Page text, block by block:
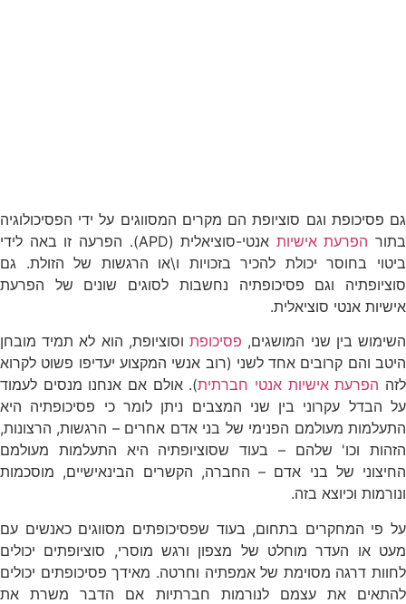
גם פסיכופת וגם סוציופת הם מקרים המסווגים על ידי הפסיכולוגיה
בתור הפרעת אישיות
אנטי-סוציאלית (APD). הפרעה זו באה לידי
ביטוי בחוסר יכולת להכיר בזכויות ו\או הרגשות של הזולת. גם
סוציופתיה וגם פסיכופתיה נחשבות לסוגים שונים של הפרעת
אישיות אנטי סוציאלית.
השימוש בין שני המושגים, פסיכופתוסוציופת, הוא לא תמיד מובחן
היטב והם קרובים אחד לשני (רוב אנשי המקצוע יעדיפו פשוט לקרוא
לזה הפרעת אישיות אנטי חברתית). אולם אם אנחנו מנסים לעמוד
על הבדל עקרוני בין שני המצבים ניתן לומר כי פסיכופתיה היא
התעלמות מעולמם הפנימי של בני אדם אחרים – הרגשות, הרצונות,
הזהות וכו' שלהם – בעוד שסוציופתיה היא התעלמות מעולמם
החיצוני של בני אדם – החברה, הקשרים הבינאישיים, מוסכמות
ונורמות וכיוצא בזה.
על פי המחקרים בתחום, בעוד שפסיכופתים מסווגים כאנשים עם
מעט או העדר מוחלט של מצפון ורגש מוסרי, סוציופתים יכולים
לחוות דרגה מסוימת של אמפתיה וחרטה. מאידך פסיכופתים יכולים
להתאים את עצמם לנורמות חברתיות אם הדבר משרת את